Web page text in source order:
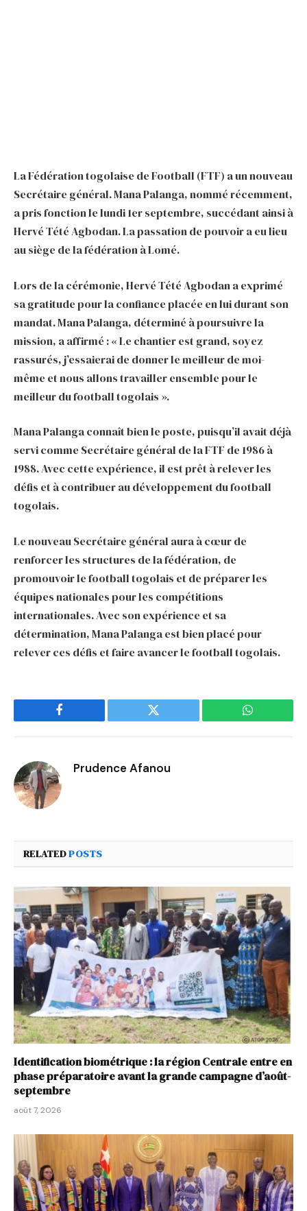
La Fédération togolaise de Football (FTF) a un nouveau
Secrétaire général. Mana Palanga, nommé récemment,
a pris fonction le lundi 1er septembre, succédant ainsi à
Hervé Tété Agbodan. La passation de pouvoir a eu lieu
au siège de la fédération à Lomé.
Lors de la cérémonie, Hervé Tété Agbodan a exprimé
sa gratitude pour la confiance placée en lui durant son
mandat. Mana Palanga, déterminé à poursuivre la
mission, a affirmé : « Le chantier est grand, soyez
rassurés, j’essaierai de donner le meilleur de moi-
même et nous allons travailler ensemble pour le
meilleur du football togolais ».
Mana Palanga connaît bien le poste, puisqu’il avait déjà
servi comme Secrétaire général de la FTF de 1986 à
1988. Avec cette expérience, il est prêt à relever les
défis et à contribuer au développement du football
togolais.
Le nouveau Secrétaire général aura à cœur de
renforcer les structures de la fédération, de
promouvoir le football togolais et de préparer les
équipes nationales pour les compétitions
internationales. Avec son expérience et sa
détermination, Mana Palanga est bien placé pour
relever ces défis et faire avancer le football togolais.
Facebook Twitter WhatsApp
Prudence Afanou
RELATEDPOSTS
Identification biométrique : la région Centrale entre en
phase préparatoire avant la grande campagne d’août-
septembre
août 7, 2026